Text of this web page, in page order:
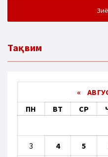
Тақвим
«
ПН
ВТ СР
3 4 5